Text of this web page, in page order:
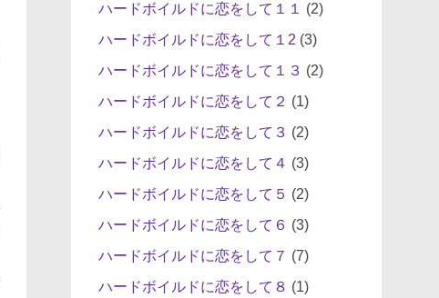
ハードボイルドに恋をして１１
(2)
ハードボイルドに恋をして１2 (3)
ハードボイルドに恋をして１３ (2)
ハードボイルドに恋をして２ (1)
ハードボイルドに恋をして３ (2)
ハードボイルドに恋をして４ (3)
ハードボイルドに恋をして５ (2)
ハードボイルドに恋をして６ (3)
ハードボイルドに恋をして７ (7)
ハードボイルドに恋をして８ (1)